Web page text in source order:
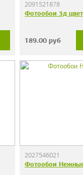
2091521878
Фотообои 3д
189.00 руб
2027546021
Фотообои